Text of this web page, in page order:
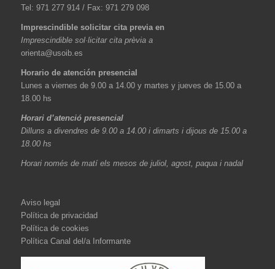
Tel: 971 277 914 / Fax: 971 279 098
Imprescindible solicitar cita previa en
Imprescindible sol·licitar cita prèvia a
orienta@usoib.es
Horario de atención presencial
Lunes a viernes de 9.00 a 14.00 y martes y jueves de 15.00 a
18.00 hs
Horari d’atenció presencial
Dilluns a divendres de 9.00 a 14.00 i dimarts i dijous de 15.00 a
18.00 hs
Horari només de matí els mesos de juliol, agost, paqua i nadal
Aviso legal
Política de privacidad
Política de cookies
Política Canal del/a Informante